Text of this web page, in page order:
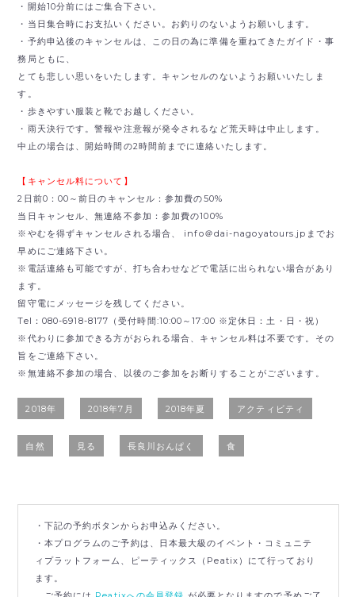
・開始10分前にはご集合下さい。
・当日集合時にお支払いください。お釣りのないようお願いします。
・予約申込後のキャンセルは、この日の為に準備を重ねてきたガイド・事
務局ともに、
とても悲しい思いをいたします。キャンセルのないようお願いいたしま
す。
・歩きやすい服装と靴でお越しください。
・雨天決行です。警報や注意報が発令されるなど荒天時は中止します。
中止の場合は、開始時間の2時間前までに連絡いたします。
【キャンセル料について】
2日前0：00～前日のキャンセル：参加費の50%
当日キャンセル、無連絡不参加：参加費の100%
※やむを得ずキャンセルされる場合、 info＠dai-nagoyatours.jpまでお
早めにご連絡下さい。
※電話連絡も可能ですが、打ち合わせなどで電話に出られない場合があり
ます。
留守電にメッセージを残してください。
Tel：080-6918-8177（受付時間:10:00～17:00 ※定休日：土・日・祝）
※代わりに参加できる方がおられる場合、キャンセル料は不要です。その
旨をご連絡下さい。
※無連絡不参加の場合、以後のご参加をお断りすることがございます。
2018年 2018年7月 2018年夏 アクティビティ
自然 見る 長良川おんぱく 食
・下記の予約ボタンからお申込みください。
・本プログラムのご予約は、日本最大級のイベント・コミュニテ
ィプラットフォーム、ピーティックス（Peatix）にて行っており
ます。